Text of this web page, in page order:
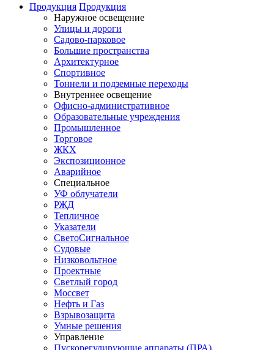
Продукция Продукция
Наружное освещение
Улицы и дороги
Садово-парковое
Большие пространства
Архитектурное
Спортивное
Тоннели и подземные переходы
Внутреннее освещение
Офисно-административное
Образовательные учреждения
Промышленное
Торговое
ЖКХ
Экспозиционное
Аварийное
Специальное
УФ облучатели
РЖД
Тепличное
Указатели
СветоСигнальное
Судовые
Низковольтное
Проектные
Светлый город
Моссвет
Нефть и Газ
Взрывозащита
Умные решения
Управление
Пускорегулирующие аппараты (ПРА)